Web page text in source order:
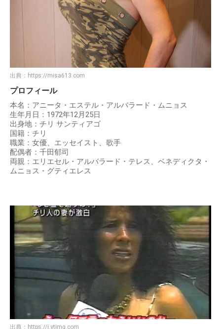
出典： https://misa613.com
プロフィール
本名：アニータ・エステル・アルバラード・ムニョス
生年月日：1972年12月25日
出身地：チリ サンティアゴ
国籍：チリ
職業：女優、エッセイスト、歌手
配偶者：千田郁司
両親：エリエセル・アルバラード・テレス、ベネディクタ・
ムニョス・グティエレス
出典： https://i.ytimg.com